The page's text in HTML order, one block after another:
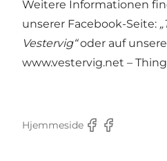
Weitere Informationen
unserer Facebook-Seite:
Vestervig“oder auf
www.vestervig.net –
Hjemmeside
Facebook
Facebook